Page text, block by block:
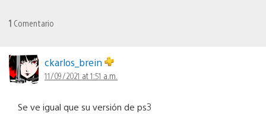
1 Comentario
ckarlos_brein
11/09/2021 at 1:51 a.m.
Se ve igual que su versión de ps3